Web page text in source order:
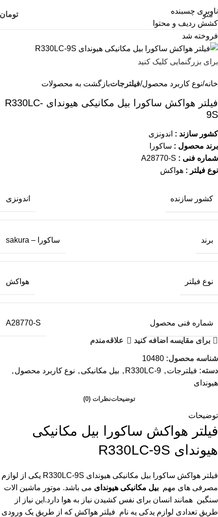
ناوبری چسبنده
کشش ردیف و محتوا
منو تومان
فروخته شد
برای بزرگنمایی کلیک کنید
خانه نوع کاربرد محصول فیلترجاتبازگشت به محصولات
فیلتر هواکش ساکورا بیل مکانیکی هیوندای R330LC-
9S
کشور سازند : اندونزی
برند محصول : ساکورا
شماره فنی : A28770-S
نوع فیلتر : هواکش
کشور سازنده اندونزی
برند ساکورا – sakura
نوع فیلتر هواکش
شماره فنی محصول A28770-S
برای مقایسه اضافه کنید علاقه‌مندم
شناسه محصول: 10480
دسته: فیلترجات ,
R330LC-9
, بیل مکانیکی , نوع کاربرد محصول ,
هیوندای
توضیحاتنظرات (0)
توضیحات
فیلتر هواکش ساکورا بیل مکانیکی
هیوندای R330LC-9S
فیلتر هواکش ساکورا بیل مکانیکی هیوندای R330LC-9S یکی از لوازم
مصرفی های مهم بیل مکانیکی هیوندای می باشد. موتور ماشین الات
سنگین همانند انسان برای نفس کشیدن نیاز به هوا دارد.این نیاز از
طریق تعدادی لوازم یدکی یه نام فیلتر هواکش که از طریق یک ورودی